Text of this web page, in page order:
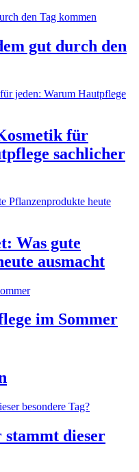
gut durch den
für
sachlicher
Was gute
ausmacht
im Sommer
dieser